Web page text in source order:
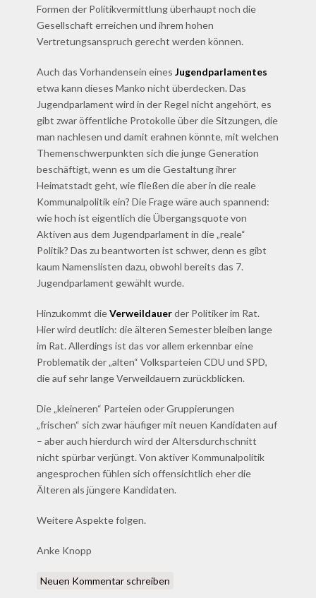
Formen der Politikvermittlung überhaupt noch die
Gesellschaft erreichen und ihrem hohen
Vertretungsanspruch gerecht werden können.
Auch das Vorhandensein einesJugendparlamentes
etwa kann dieses Manko nicht überdecken. Das
Jugendparlament wird in der Regel nicht angehört, es
gibt zwar öffentliche Protokolle über die Sitzungen, die
man nachlesen und damit erahnen könnte, mit welchen
Themenschwerpunkten sich die junge Generation
beschäftigt, wenn es um die Gestaltung ihrer
Heimatstadt geht, wie fließen die aber in die reale
Kommunalpolitik ein? Die Frage wäre auch spannend:
wie hoch ist eigentlich die Übergangsquote von
Aktiven aus dem Jugendparlament in die „reale“
Politik? Das zu beantworten ist schwer, denn es gibt
kaum Namenslisten dazu, obwohl bereits das 7.
Jugendparlament gewählt wurde.
Hinzukommt dieVerweildauerder Politiker im Rat.
Hier wird deutlich: die älteren Semester bleiben lange
im Rat. Allerdings ist das vor allem erkennbar eine
Problematik der „alten“ Volksparteien CDU und SPD,
die auf sehr lange Verweildauern zurückblicken.
Die „kleineren“ Parteien oder Gruppierungen
„frischen“ sich zwar häufiger mit neuen Kandidaten auf
– aber auch hierdurch wird der Altersdurchschnitt
nicht spürbar verjüngt. Von aktiver Kommunalpolitik
angesprochen fühlen sich offensichtlich eher die
Älteren als jüngere Kandidaten.
Weitere Aspekte folgen.
Anke Knopp
Neuen Kommentar schreiben